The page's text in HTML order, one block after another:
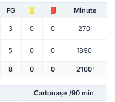
FG Minute
3 0 0 270'
5 0 0 1890'
8 0 0 2160'
Cartonașe /90 min